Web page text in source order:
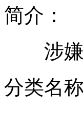
盖州小伙回家探
简介：
涉嫌
分类名